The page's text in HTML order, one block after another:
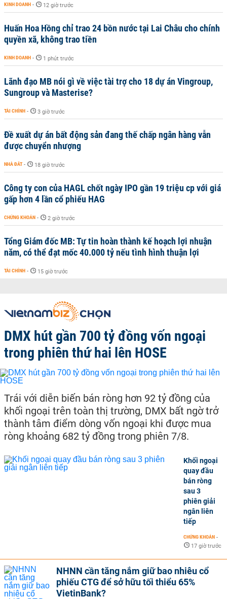
KINH DOANH - 12 giờ trước
Huấn Hoa Hồng chỉ trao 24 bồn nước tại Lai Châu cho chính
quyền xã, không trao tiền
KINH DOANH - 1 phút trước
Lãnh đạo MB nói gì về việc tài trợ cho 18 dự án Vingroup,
Sungroup và Masterise?
TÀI CHÍNH - 3 giờ trước
Đề xuất dự án bất động sản đang thế chấp ngân hàng vẫn
được chuyển nhượng
NHÀ ĐẤT - 18 giờ trước
Công ty con của HAGL chốt ngày IPO gần 19 triệu cp với giá
gấp hơn 4 lần cổ phiếu HAG
CHỨNG KHOÁN - 2 giờ trước
Tổng Giám đốc MB: Tự tin hoàn thành kế hoạch lợi nhuận
năm, có thể đạt mốc 40.000 tỷ nếu tình hình thuận lợi
TÀI CHÍNH - 15 giờ trước
DMX hút gần 700 tỷ đồng vốn ngoại
trong phiên thứ hai lên HOSE
Trái với diễn biến bán ròng hơn 92 tỷ đồng của
khối ngoại trên toàn thị trường, DMX bất ngờ trở
thành tâm điểm dòng vốn ngoại khi được mua
ròng khoảng 682 tỷ đồng trong phiên 7/8.
Khối ngoại
quay đầu
bán ròng
sau 3
phiên giải
ngân liên
tiếp
CHỨNG KHOÁN -
17 giờ trước
NHNN cần tăng nắm giữ bao nhiêu cổ
phiếu CTG để sở hữu tối thiểu 65%
VietinBank?